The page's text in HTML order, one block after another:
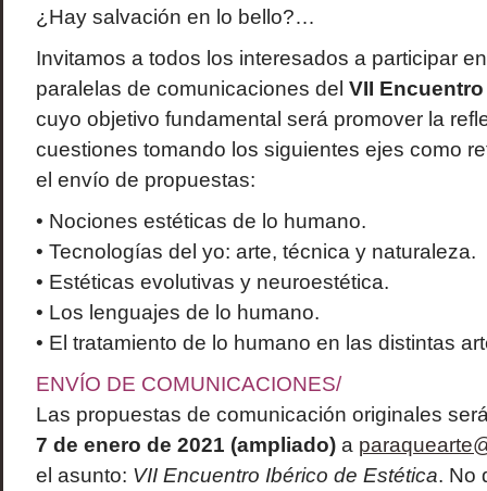
¿Hay salvación en lo bello?…
Invitamos a todos los interesados a participar
paralelas de comunicaciones del VII
cuyo objetivo fundamental será promover la
cuestiones tomando los siguientes ejes como
el envío de propuestas:
• Nociones estéticas de lo humano.
• Tecnologías del yo: arte, técnica y naturaleza.
• Estéticas evolutivas y neuroestética.
• Los lenguajes de lo humano.
• El tratamiento de lo humano en las distintas
ENVÍO DE COMUNICACIONES/
Las propuestas de comunicación originales
7 de enero de 2021 (ampliado)a
el asunto: VII Encuentro Ibérico de Estética. No